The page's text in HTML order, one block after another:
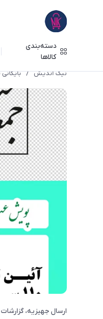
دسته‌بندی
کالاها
نیک اندیش /
ارسال جهیزیه گزارشات